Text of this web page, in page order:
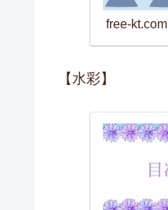
free-kt.com
【水彩】